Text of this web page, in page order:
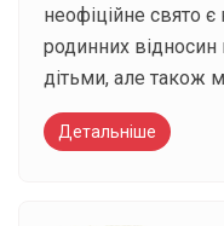
неофіційне свято є
родинних відносин
дітьми, але також
Детальніше